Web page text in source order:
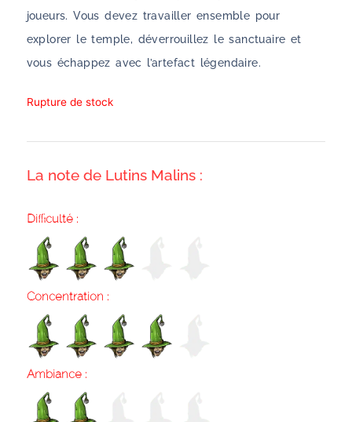
joueurs. Vous devez travailler ensemble pour
explorer le temple, déverrouillez le sanctuaire et
vous échappez avec l’artefact légendaire.
Rupture de stock
La note de Lutins Malins :
Difficulté :
Concentration :
Ambiance :